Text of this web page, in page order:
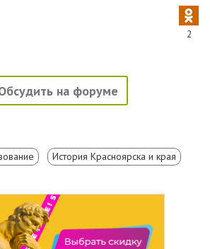
2
на форуме
История Красноярска и края